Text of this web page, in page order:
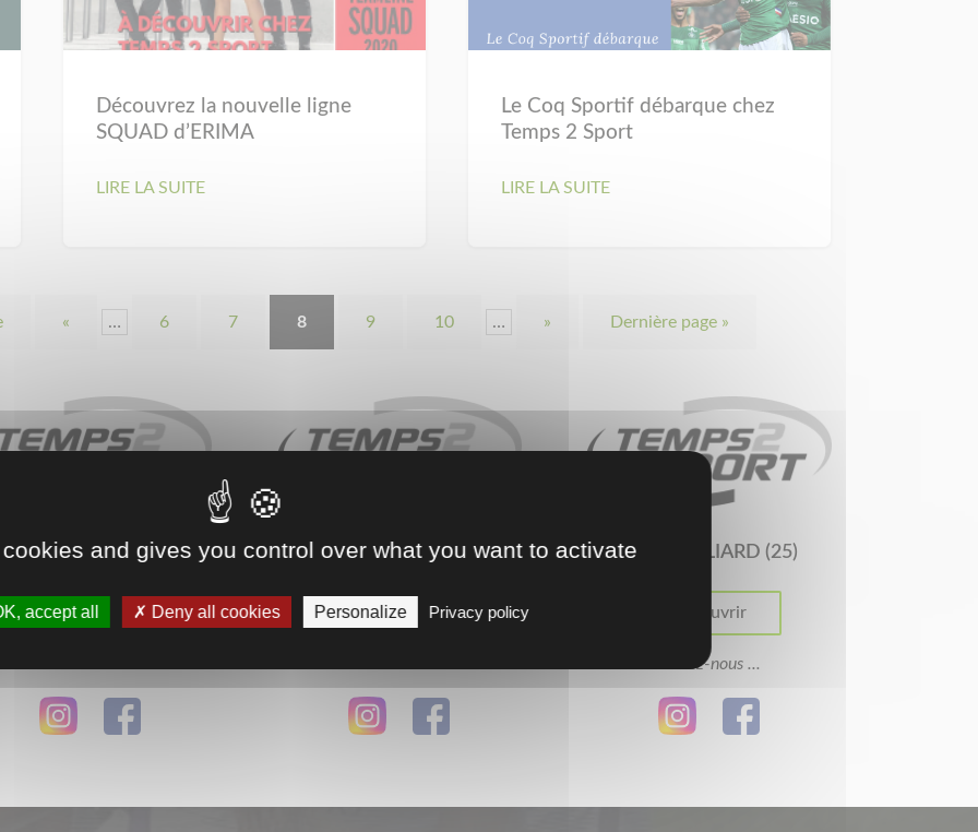
Découvrez la nouvelle ligne
SQUAD d’ERIMA
LIRE LA SUITE
Le Coq Sportif débarque chez
Temps 2 Sport
LIRE LA SUITE
« … 6 7 8 9 10 … » Dernière page »
COLMAR (68)
Découvrir
RICHWILLER (68)
Découvrir
MONTBÉLIARD (25)
Découvrir
Suivez-nous ...
and gives you control over what you want to activate
accept all Deny all cookies Personalize Privacy policy